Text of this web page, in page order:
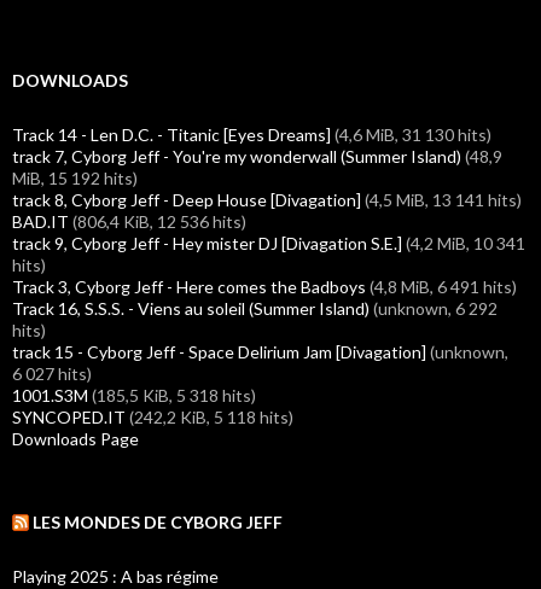
DOWNLOADS
Track 14 - Len D.C. - Titanic [Eyes Dreams] (4,6 MiB, 31 130 hits)
track 7, Cyborg Jeff - You're my wonderwall (Summer Island) (48,9
MiB, 15 192 hits)
track 8, Cyborg Jeff - Deep House [Divagation] (4,5 MiB, 13 141 hits)
BAD.IT (806,4 KiB, 12 536 hits)
track 9, Cyborg Jeff - Hey mister DJ [Divagation S.E.] (4,2 MiB, 10 341
hits)
Track 3, Cyborg Jeff - Here comes the Badboys (4,8 MiB, 6 491 hits)
Track 16, S.S.S. - Viens au soleil (Summer Island) (unknown, 6 292
hits)
track 15 - Cyborg Jeff - Space Delirium Jam [Divagation] (unknown,
6 027 hits)
1001.S3M (185,5 KiB, 5 318 hits)
SYNCOPED.IT (242,2 KiB, 5 118 hits)
Downloads Page
LES MONDES DE CYBORG JEFF
Playing 2025 : A bas régime